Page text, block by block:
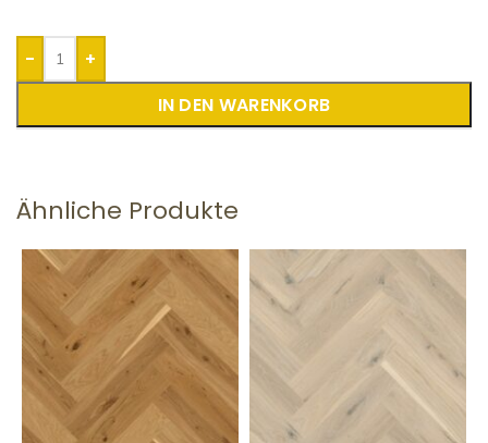
-
+
IN DEN WARENKORB
Ähnliche Produkte